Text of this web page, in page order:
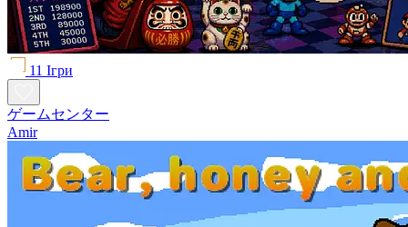
11 Ігри
ゲームセンター
Amir